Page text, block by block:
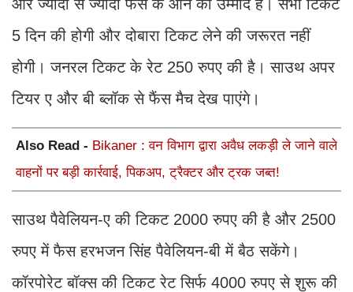
और ज्यादा से ज्यादा फैंस के आने की उम्मीद है। सभी टिकट
5 दिन की होगी और दोबारा टिकट लेने की जरूरत नहीं
होगी। जनरल टिकट के रेट 250 रुपए की है। साउथ अपर
टियर ए और बी ब्लॉक से फैंस मैच देख पाएंगे।
Also Read - Bikaner : वन विभाग द्वारा अवैध लकड़ी ले जाने वाले
वाहनों पर बड़ी कार्रवाई, पिकअप, ट्रैक्टर और ट्रक जब्त!
साउथ पैवेलियन-ए की टिकट 2000 रुपए की है और 2500
रुपए में फैस हरभजन सिंह पैवेलियन-बी में बैठ सकेंगे।
कॉरपोरेट बॉक्स की टिकट रेट सिर्फ 4000 रुपए से शुरू की